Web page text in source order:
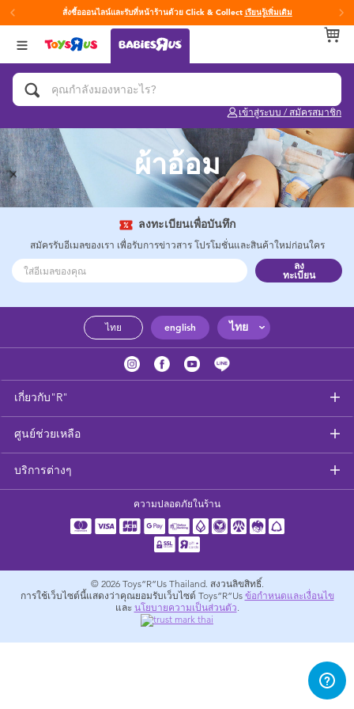
สั่งซื้อออนไลน์และรับที่หน้าร้านด้วย Click & Collect เรียนรู้เพิ่มเติม
เข้าสู่ระบบ / สมัครสมาชิก
กลับ
หมวดหมู่
แผ่นรองนอนเพลย์ยิม
ของเล่นสำหรับเด็กทารกและวัยหัดเดิน
ของขวัญและของฝากสำหรับเด็กทารก
อุปกรณ์ฝึกการอาบน้ำและการขับถ่าย
คาร์ซีทและเบาะเสริมที่นั่ง
ผ้าอ้อมและทิชชู่เปียก
อุปกรณ์ป้อนอาหารและอาหาร
สุขภาพและความปลอดภัย
ที่นอนและเฟอร์นิเจอร์ดูแลเด็กเล็ก
อุปกรณ์สำหรับผู้ตั้งครรภ์
ผ้าเช็ดตัวและเครื่องนอน
อุปกรณ์การท่องเที่ยว
กลับ
แบรนด์
Fisher-Price ฟิชเชอร์ ไพรซ์
กลับ
Age
0~2 ปี
3~4 ปี
5~7 ปี
12~14 ปี
14+ ปี
ผ้าอ้อม
ลงทะเบียนเพื่อบันทึก
สมัครรับอีเมลของเรา เพื่อรับการข่าวสาร โปรโมชั่นและสินค้าใหม่ก่อนใคร
ลง
ทะเบียน
ไทย english ไทย
เกี่ยวกับ"R"
ศูนย์ช่วยเหลือ
บริการต่างๆ
ความปลอดภัยในร้าน
© 2026 Toys”R”Us Thailand. สงวนลิขสิทธิ์.
การใช้เว็บไซต์นี้แสดงว่าคุณยอมรับเว็บไซต์ Toys”R”Us ข้อกำหนดและเงื่อนไข
และ นโยบายความเป็นส่วนตัว.